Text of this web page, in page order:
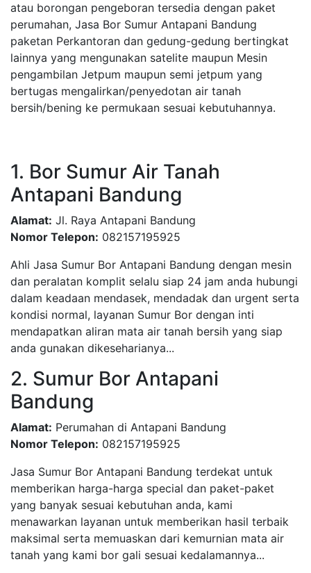
atau borongan pengeboran tersedia dengan paket
perumahan, Jasa Bor Sumur Antapani Bandung
paketan Perkantoran dan gedung-gedung bertingkat
lainnya yang mengunakan satelite maupun Mesin
pengambilan Jetpum maupun semi jetpum yang
bertugas mengalirkan/penyedotan air tanah
bersih/bening ke permukaan sesuai kebutuhannya.
1. Bor Sumur Air Tanah
Antapani Bandung
Alamat: Jl. Raya Antapani Bandung
Nomor Telepon: 082157195925
Ahli Jasa Sumur Bor Antapani Bandung dengan mesin
dan peralatan komplit selalu siap 24 jam anda hubungi
dalam keadaan mendasek, mendadak dan urgent serta
kondisi normal, layanan Sumur Bor dengan inti
mendapatkan aliran mata air tanah bersih yang siap
anda gunakan dikeseharianya...
2. Sumur Bor Antapani
Bandung
Alamat: Perumahan di Antapani Bandung
Nomor Telepon: 082157195925
Jasa Sumur Bor Antapani Bandung terdekat untuk
memberikan harga-harga special dan paket-paket
yang banyak sesuai kebutuhan anda, kami
menawarkan layanan untuk memberikan hasil terbaik
maksimal serta memuaskan dari kemurnian mata air
tanah yang kami bor gali sesuai kedalamannya...